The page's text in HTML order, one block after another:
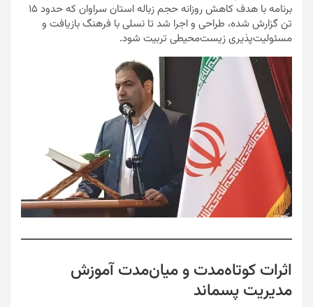
برنامه با هدف کاهش روزانه حجم زباله استان سراوان که حدود ۱۵
تن گزارش شده، طراحی و اجرا شد تا نسلی با فرهنگ بازیافت و
مسئولیت‌پذیری زیست‌محیطی تربیت شود.
اثرات کوتاه‌مدت و میان‌مدت آموزش
مدیریت پسماند